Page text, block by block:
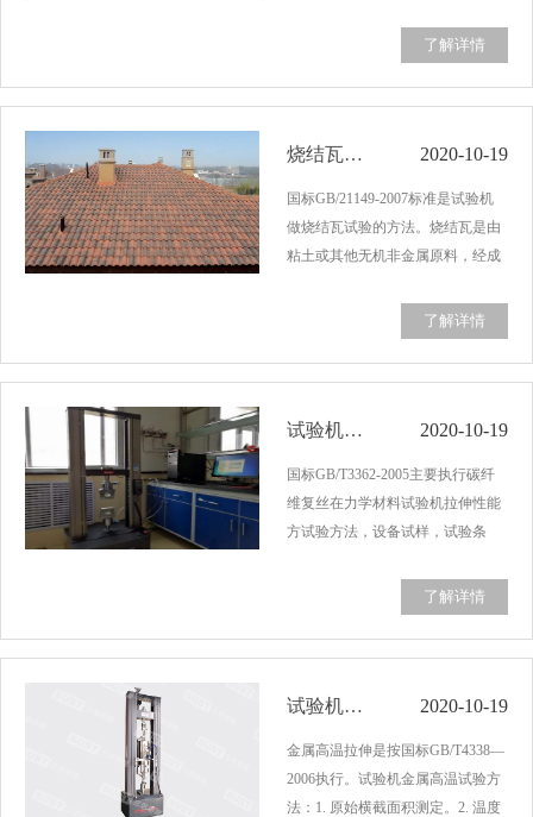
上，缺口背向冲击摆锤，摆锤向试
样中间撞击一次，使试样受冲击时
产生应力集中而迅速破坏。以下是
了解详情
​烧结瓦试验机标准GB/21149-2007 2020-10-19
国标GB/21149-2007标准是试验机
做烧结瓦试验的方法。烧结瓦是由
粘土或其他无机非金属原料，经成
屋面覆盖及装饰用的板状或块状烧
结制品，通常根据形状，表面状态
及吸水率不同来进行分类和具体产
了解详情
试验机碳纤维复丝试验方案GB/T3362-2005 2020-10-19
国标GB/T3362-2005主要执行碳纤
维复丝在力学材料试验机拉伸性能
方试验方法，设备试样，试验条
标准GB/T3362-2005用于将1K至
12K碳纤维复丝浸胶后测定其拉伸
强度，拉伸弹性模量和断裂伸长
了解详情
试验机金属高温拉伸方案GB/T4338-2006 2020-10-19
金属高温拉伸是按国标GB/T4338—
2006执行。试验机金属高温试验方
法：1. 原始横截面积测定。2. 温度